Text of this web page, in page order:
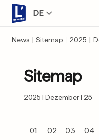
DE
News | Sitemap | 2025 |
Sitemap
2025 Dezember 25
01 02 03 04